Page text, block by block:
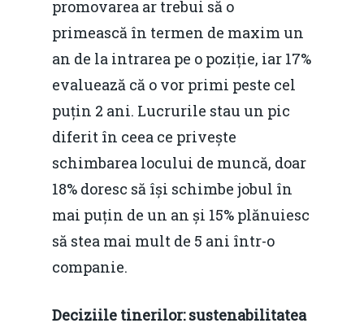
promovarea ar trebui să o
primească în termen de maxim un
an de la intrarea pe o poziție, iar 17%
evaluează că o vor primi peste cel
puțin 2 ani. Lucrurile stau un pic
diferit în ceea ce privește
schimbarea locului de muncă, doar
18% doresc să își schimbe jobul în
mai puțin de un an și 15% plănuiesc
să stea mai mult de 5 ani într-o
companie.
Deciziile tinerilor: sustenabilitatea
Piaţa gazelor naturale:
predictibilitate,
concurenţă.
Soluții de
IMM
Rolul băncilor în
IMM
Redresare vs.
Politici Europene în
Economie
Video Forum Marea
Piața gazelor naturale:
predictibilitate,
concurență.
Contact
Burse pentru
Contact
Daniel Apostol
Email: